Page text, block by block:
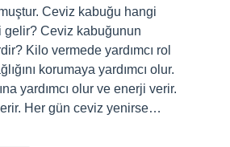
Ceviz kabuğu hangi
gelir? Ceviz kabuğunun
Kilo vermede yardımcı rol
korumaya yardımcı olur.
yardımcı olur ve enerji verir.
Her gün ceviz yenirse…